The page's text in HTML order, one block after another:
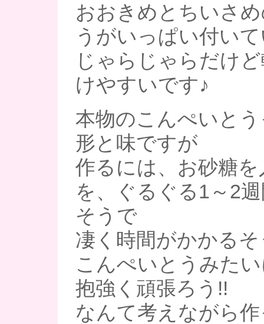
おおきめとちいさ
うがいっぱい付い
じゃらじゃらだけ
けやすいです♪
本物のこんぺいと
形と味ですが
作るには、お砂糖
を、ぐるぐる1～2
そうで
凄く時間がかかる
こんぺいとうみた
抱強く頑張ろう!!
なんて考えながら